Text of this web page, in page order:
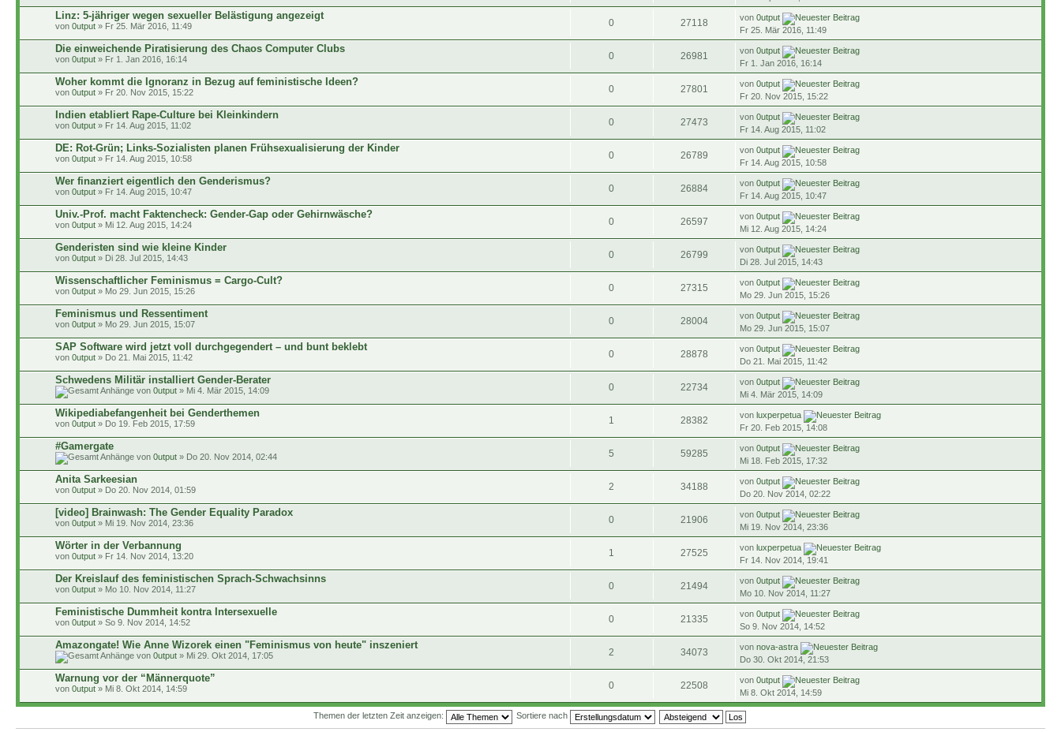
Linz: 5-jähriger wegen sexueller Belästigung angezeigt
von 0utput » Fr 25. Mär 2016, 11:49 0 27118 von0utput
Fr 25. Mär 2016, 11:49
Die einweichende Piratisierung des Chaos Computer Clubs
von 0utput » Fr 1. Jan 2016, 16:14 0 26981 von0utput
Fr 1. Jan 2016, 16:14
Woher kommt die Ignoranz in Bezug auf feministische Ideen?
von 0utput » Fr 20. Nov 2015, 15:22 0 27801 von0utput
Fr 20. Nov 2015, 15:22
Indien etabliert Rape-Culture bei Kleinkindern
von 0utput » Fr 14. Aug 2015, 11:02 0 27473 von0utput
Fr 14. Aug 2015, 11:02
DE: Rot-Grün; Links-Sozialisten planen Frühsexualisierung der Kinder
von 0utput » Fr 14. Aug 2015, 10:58 0 26789 von0utput
Fr 14. Aug 2015, 10:58
Wer finanziert eigentlich den Genderismus?
von 0utput » Fr 14. Aug 2015, 10:47 0 26884 von0utput
Fr 14. Aug 2015, 10:47
Univ.-Prof. macht Faktencheck: Gender-Gap oder Gehirnwäsche?
von 0utput » Mi 12. Aug 2015, 14:24 0 26597 von0utput
Mi 12. Aug 2015, 14:24
Genderisten sind wie kleine Kinder
von 0utput » Di 28. Jul 2015, 14:43 0 26799 von0utput
Di 28. Jul 2015, 14:43
Wissenschaftlicher Feminismus = Cargo-Cult?
von 0utput » Mo 29. Jun 2015, 15:26 0 27315 von0utput
Mo 29. Jun 2015, 15:26
Feminismus und Ressentiment
von 0utput » Mo 29. Jun 2015, 15:07 0 28004 von0utput
Mo 29. Jun 2015, 15:07
SAP Software wird jetzt voll durchgegendert – und bunt beklebt
von 0utput » Do 21. Mai 2015, 11:42 0 28878 von0utput
Do 21. Mai 2015, 11:42
Schwedens Militär installiert Gender-Berater
von 0utput » Mi 4. Mär 2015, 14:09 0 22734 von0utput
Mi 4. Mär 2015, 14:09
Wikipediabefangenheit bei Genderthemen
von 0utput » Do 19. Feb 2015, 17:59 1 28382 vonluxperpetua
Fr 20. Feb 2015, 14:08
#Gamergate
von 0utput » Do 20. Nov 2014, 02:44 5 59285 von0utput
Mi 18. Feb 2015, 17:32
Anita Sarkeesian
von 0utput » Do 20. Nov 2014, 01:59 2 34188 von0utput
Do 20. Nov 2014, 02:22
[video] Brainwash: The Gender Equality Paradox
von 0utput » Mi 19. Nov 2014, 23:36 0 21906 von0utput
Mi 19. Nov 2014, 23:36
Wörter in der Verbannung
von 0utput » Fr 14. Nov 2014, 13:20 1 27525 vonluxperpetua
Fr 14. Nov 2014, 19:41
Der Kreislauf des feministischen Sprach-Schwachsinns
von 0utput » Mo 10. Nov 2014, 11:27 0 21494 von0utput
Mo 10. Nov 2014, 11:27
Feministische Dummheit kontra Intersexuelle
von 0utput » So 9. Nov 2014, 14:52 0 21335 von0utput
So 9. Nov 2014, 14:52
Amazongate! Wie Anne Wizorek einen "Feminismus von heute" inszeniert
von 0utput » Mi 29. Okt 2014, 17:05 2 34073 vonnova-astra
Do 30. Okt 2014, 21:53
Warnung vor der “Männerquote”
von 0utput » Mi 8. Okt 2014, 14:59 0 22508 von0utput
Mi 8. Okt 2014, 14:59
Themen der letzten Zeit anzeigen: Sortiere nach